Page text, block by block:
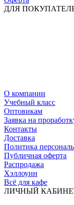
ДЛЯ
О компании
Учебный класс
Оптовикам
Заявка на
Контакты
Доставка
Политика
Публичная оферта
Распродажа
Хэллоуин
Всё для кафе
ЛИЧНЫЙ